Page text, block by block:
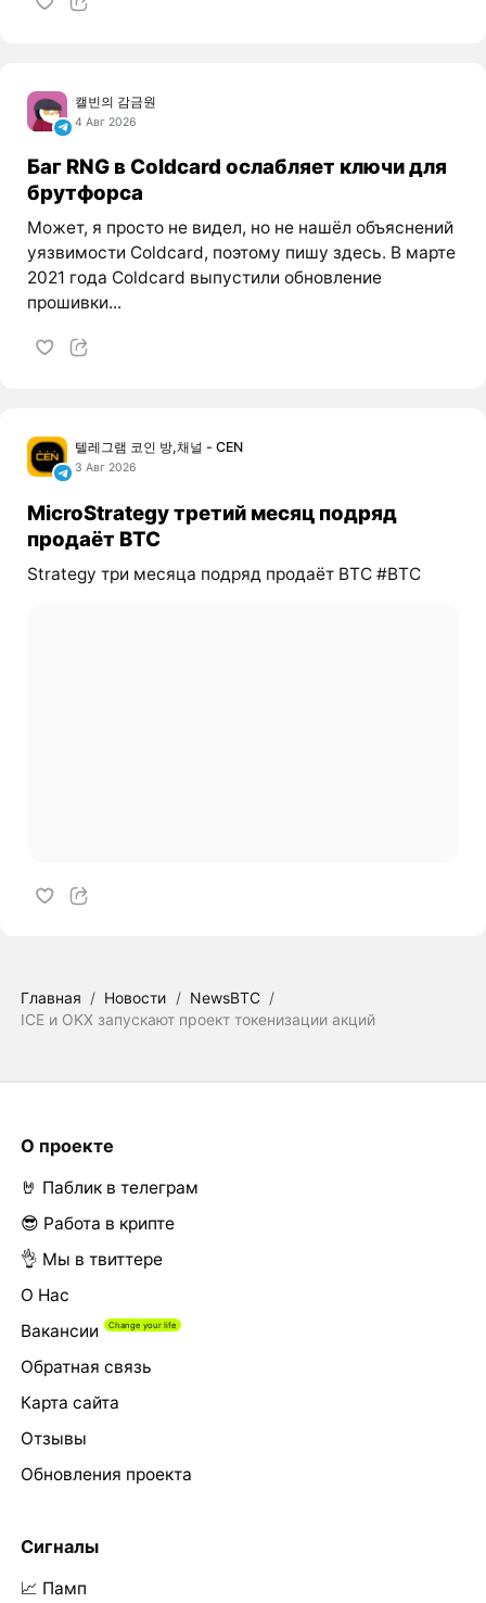
캘빈의 감금원
4 Авг 2026
Баг RNG в Coldcard ослабляет ключи для
брутфорса
Может, я просто не видел, но не нашёл объяснений
уязвимости Coldcard, поэтому пишу здесь. В марте
2021 года Coldcard выпустили обновление
прошивки...
텔레그램 코인 방,채널 - CEN
3 Авг 2026
MicroStrategy третий месяц подряд
продаёт BTC
Strategy три месяца подряд продаёт BTC #BTC
Главная / Новости / NewsBTC /
ICE и OKX запускают проект токенизации акций
О проекте
🤘 Паблик в телеграм
😎 Работа в крипте
👌 Мы в твиттере
О Нас
Вакансии
Обратная связь
Карта сайта
Отзывы
Обновления проекта
Сигналы
📈 Памп